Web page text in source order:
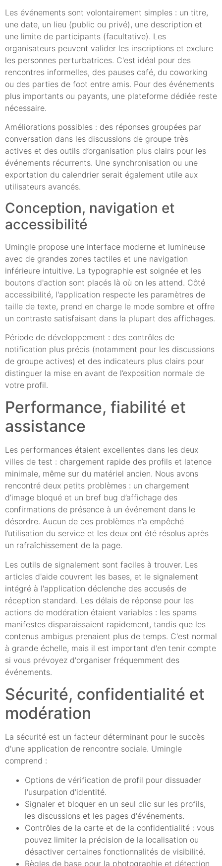
Les événements sont volontairement simples : un titre,
une date, un lieu (public ou privé), une description et
une limite de participants (facultative). Les
organisateurs peuvent valider les inscriptions et exclure
les personnes perturbatrices. C'est idéal pour des
rencontres informelles, des pauses café, du coworking
ou des parties de foot entre amis. Pour des événements
plus importants ou payants, une plateforme dédiée reste
nécessaire.
Améliorations possibles : des réponses groupées par
conversation dans les discussions de groupe très
actives et des outils d’organisation plus clairs pour les
événements récurrents. Une synchronisation ou une
exportation du calendrier serait également utile aux
utilisateurs avancés.
Conception, navigation et
accessibilité
Umingle propose une interface moderne et lumineuse
avec de grandes zones tactiles et une navigation
inférieure intuitive. La typographie est soignée et les
boutons d'action sont placés là où on les attend. Côté
accessibilité, l'application respecte les paramètres de
taille de texte, prend en charge le mode sombre et offre
un contraste satisfaisant dans la plupart des affichages.
Période de développement : des contrôles de
notification plus précis (notamment pour les discussions
de groupe actives) et des indicateurs plus clairs pour
distinguer la mise en avant de l’exposition normale de
votre profil.
Performance, fiabilité et
assistance
Les performances étaient excellentes dans les deux
villes de test : chargement rapide des profils et latence
minimale, même sur du matériel ancien. Nous avons
rencontré deux petits problèmes : un chargement
d’image bloqué et un bref bug d’affichage des
confirmations de présence à un événement dans le
désordre. Aucun de ces problèmes n’a empêché
l’utilisation du service et les deux ont été résolus après
un rafraîchissement de la page.
Les outils de signalement sont faciles à trouver. Les
articles d'aide couvrent les bases, et le signalement
intégré à l'application déclenche des accusés de
réception standard. Les délais de réponse pour les
actions de modération étaient variables : les spams
manifestes disparaissaient rapidement, tandis que les
contenus ambigus prenaient plus de temps. C'est normal
à grande échelle, mais il est important d'en tenir compte
si vous prévoyez d'organiser fréquemment des
événements.
Sécurité, confidentialité et
modération
La sécurité est un facteur déterminant pour le succès
d'une application de rencontre sociale. Umingle
comprend :
Options de vérification de profil pour dissuader
l'usurpation d'identité.
Signaler et bloquer en un seul clic sur les profils,
les discussions et les pages d'événements.
Contrôles de la carte et de la confidentialité : vous
pouvez limiter la précision de la localisation ou
désactiver certaines fonctionnalités de visibilité.
Règles de base pour la photographie et détection